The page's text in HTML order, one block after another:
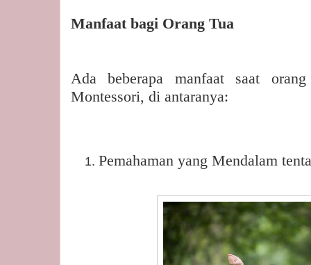
Manfaat bagi Orang Tua
Ada beberapa manfaat saat
Montessori, di antaranya:
Pemahaman yang Mendalam